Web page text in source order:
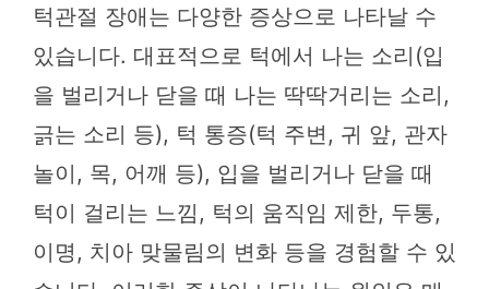
턱관절 장애는 다양한 증상으로 나타날 수
있습니다. 대표적으로 턱에서 나는 소리(입
을 벌리거나 닫을 때 나는 딱딱거리는 소리,
긁는 소리 등), 턱 통증(턱 주변, 귀 앞, 관자
놀이, 목, 어깨 등), 입을 벌리거나 닫을 때
턱이 걸리는 느낌, 턱의 움직임 제한, 두통,
이명, 치아 맞물림의 변화 등을 경험할 수 있